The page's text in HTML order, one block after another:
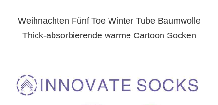
Weihnachten Fünf Toe Winter Tube Baumwolle
Thick-absorbierende warme Cartoon Socken